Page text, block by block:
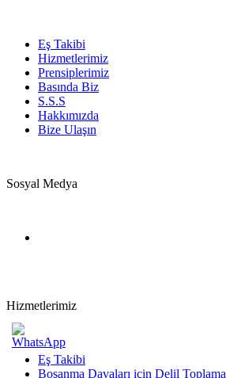
Eş Takibi
Hizmetlerimiz
Prensiplerimiz
Basında Biz
S.S.S
Hakkımızda
Bize Ulaşın
Sosyal Medya
Hizmetlerimiz
Eş Takibi
Boşanma Davaları için Delil Toplama